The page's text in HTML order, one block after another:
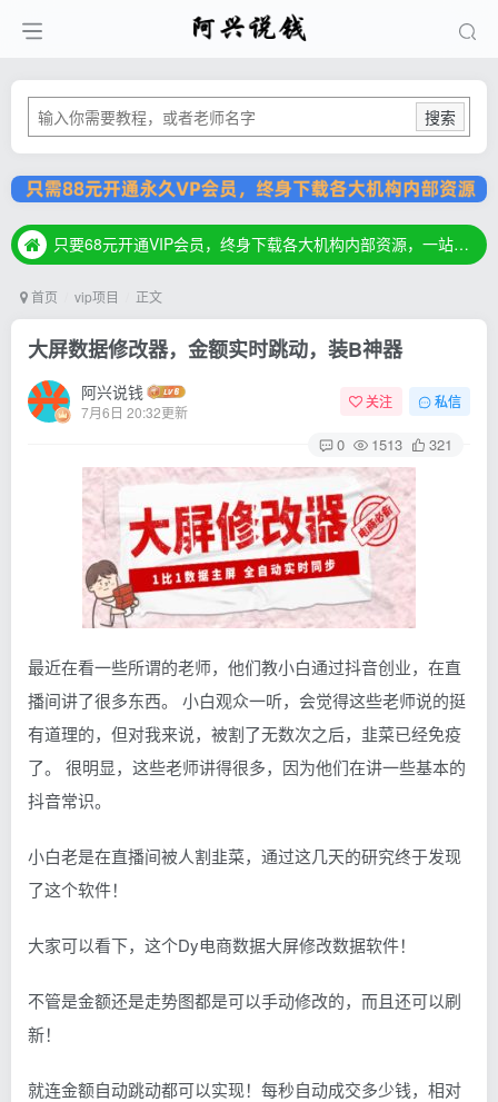
搜索
只要68元开通VIP会员，终身下载各大机构内部资源，一站式草根创业基地，最新最强网赚教程大全，小投入，大回报！
只要68元开通VIP会员，终身下载各大机构内部资源，一站式草根创业基地，最新最强网赚教程大全，小投入，大回报！
首页 vip项目 正文
大屏数据修改器，金额实时跳动，装B神器
阿兴说钱
7月6日 20:32更新
关注 私信
0 1513 321
最近在看一些所谓的老师，他们教小白通过抖音创业，在直
播间讲了很多东西。 小白观众一听，会觉得这些老师说的挺
有道理的，但对我来说，被割了无数次之后，韭菜已经免疫
了。 很明显，这些老师讲得很多，因为他们在讲一些基本的
抖音常识。
小白老是在直播间被人割韭菜，通过这几天的研究终于发现
了这个软件！
大家可以看下，这个Dy电商数据大屏修改数据软件！
不管是金额还是走势图都是可以手动修改的，而且还可以刷
新！
就连金额自动跳动都可以实现！每秒自动成交多少钱，相对